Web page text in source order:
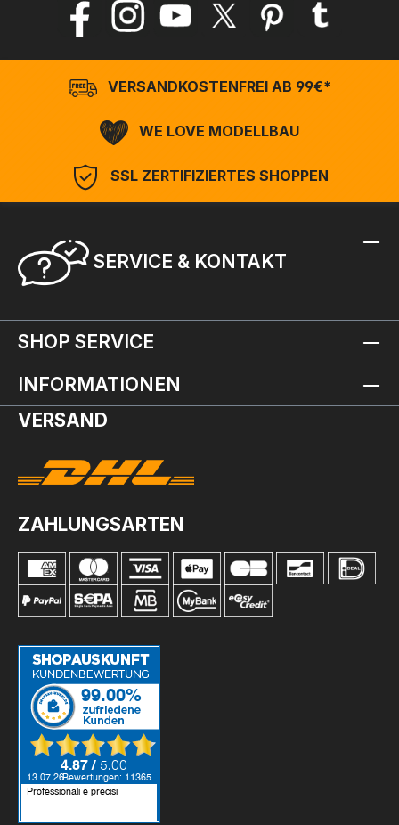
VERSANDKOSTENFREI AB 99€*
WE LOVE MODELLBAU
SSL ZERTIFIZIERTES SHOPPEN
SERVICE & KONTAKT
SHOP SERVICE
INFORMATIONEN
VERSAND
ZAHLUNGSARTEN